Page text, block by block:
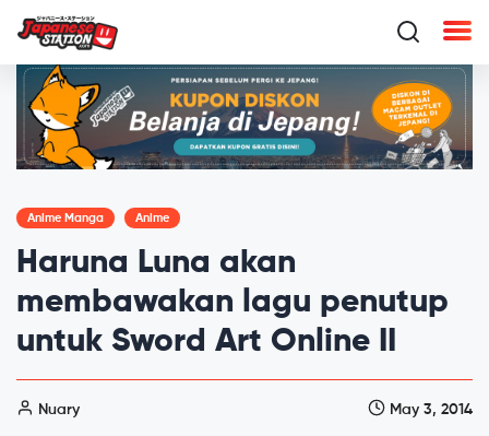
Anime Manga Anime
Haruna Luna akan
membawakan lagu penutup
untuk Sword Art Online II
Nuary May 3, 2014